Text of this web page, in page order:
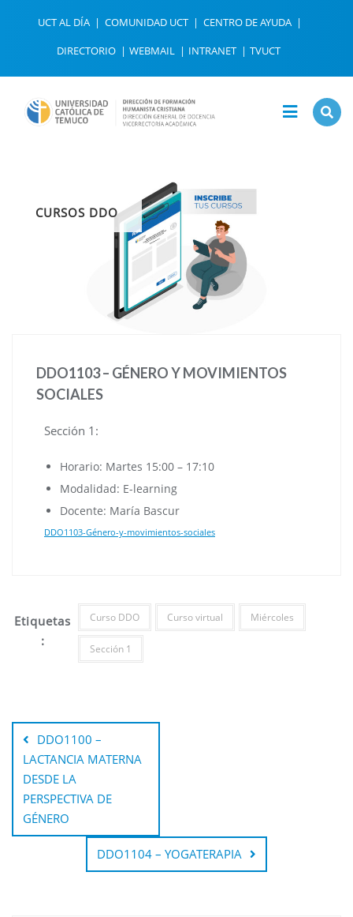
UCT AL DÍA COMUNIDAD UCT
CENTRO DE AYUDA
DIRECTORIO
WEBMAIL INTRANET TVUCT
CURSOS DDO
DDO1103 – GÉNERO Y MOVIMIENTOS
SOCIALES
Sección 1:
Horario: Martes 15:00 – 17:10
Modalidad: E-learning
Docente: María Bascur
DDO1103-Género-y-movimientos-sociales
Etiquetas
:
Curso DDO Curso virtual Miércoles
Sección 1
DDO1100 –
LACTANCIA MATERNA
DESDE LA
PERSPECTIVA DE
GÉNERO
DDO1104 – YOGATERAPIA